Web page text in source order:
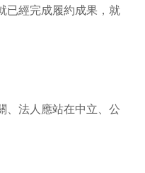
已經完成履約成果，就
、法人應站在中立、公